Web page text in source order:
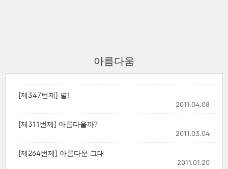
아름다움
[제347번제] 별!
2011.04.08
[제311번제] 아름다울까?
2011.03.04
[제264번제] 아름다운 그대
2011.01.20